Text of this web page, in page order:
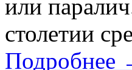
или
столетии
Подробнее